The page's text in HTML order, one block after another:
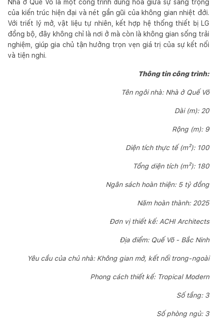
Nhà ở Quế Võ là một công trình dung hòa giữa sự sang trọng
của kiến trúc hiện đại và nét gần gũi của không gian nhiệt đới.
Với triết lý mở, vật liệu tự nhiên, kết hợp hệ thống thiết bị LG
đồng bộ, đây không chỉ là nơi ở mà còn là không gian sống trải
nghiệm, giúp gia chủ tận hưởng trọn vẹn giá trị của sự kết nối
và tiện nghi.
Thông tin công trình:
Tên ngôi nhà: Nhà ở Quế Võ
Dài (m): 20
Rộng (m): 9
Diện tích thực tế (m²): 100
Tổng diện tích (m²): 180
Ngân sách hoàn thiện: 5 tỷ đồng
Năm hoàn thành: 2025
Đơn vị thiết kế: ACHI Architects
Địa điểm: Quế Võ - Bắc Ninh
Yêu cầu của chủ nhà: Không gian mở, kết nối trong-ngoài
Phong cách thiết kế: Tropical Modern
Số tầng: 3
Số phòng ngủ: 3